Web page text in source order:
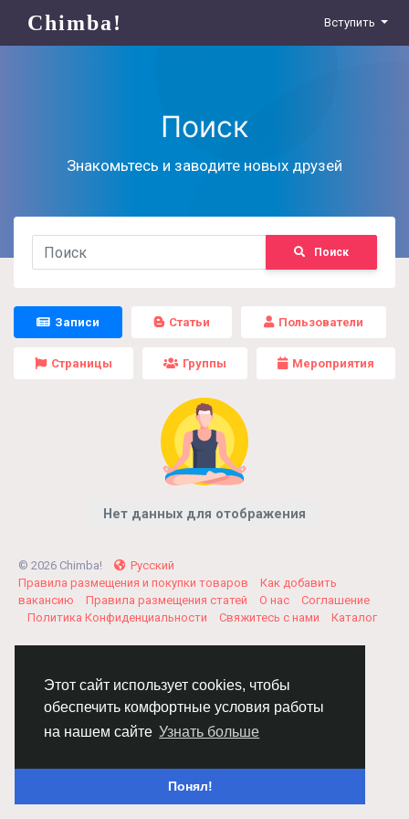
Этот сайт использует cookies, чтобы
обеспечить комфортные условия работы
на нашем сайте Узнать больше
Понял!
Chimba! Вступить
Поиск
Знакомьтесь и заводите новых друзей
Поиск
Записи Статьи Пользователи
Страницы Группы Мероприятия
Нет данных для отображения
© 2026 Chimba!
Русский
Правила размещения и покупки товаров
Как добавить
вакансию
Правила размещения статей О нас
Соглашение
Политика Конфиденциальности
Свяжитесь с нами Каталог